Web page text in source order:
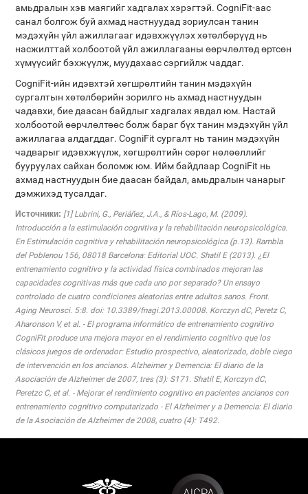
амьдралын хэв маягийг хадгалах хэрэгтэй. CogniFit-аас
санал болгож буй ахмад настнуудад зориулсан танин
мэдэхүйн үйл ажиллагааг идэвхжүүлэх хөтөлбөрүүд нь
насжилттай холбоотой үйл ажиллагааны өөрчлөлтөд өртсөн
хүмүүсийг бэхжүүлж, муудахаас сэргийлж чаддаг.
CogniFit-ийн идэвхтэй хөгшрөлтийн танин мэдэхүйн
сургалтын хөтөлбөрийн зорилго нь ахмад настнуудын
чадавхи, бие даасан байдлыг хадгалах явдал юм. Настай
холбоотой өөрчлөлтөөс болж бараг бүх танин мэдэхүйн үйл
ажиллагаа алдагддаг. CogniFit сургалт нь танин мэдэхүйн
чадварыг идэвхжүүлж, хөгшрөлтийн сөрөг нөлөөллийг
бууруулах сайхан боломж юм. Ийм байдлаар CogniFit нь
ахмад настнуудын бие даасан байдал, амьдралын чанарыг
дэмжихэд тусалдаг.
Источники: [1] Lubrini, G., Periáñez, J.A., & Ríos-Lago, M. (2009).
Introducción a la estimulación cognitiva y la rehabilitación neuropsicológica.
En Estimulación cognitiva y rehabilitación neuropsicológica (p.13). Rambla
del Poblenou 156, 08018 Barcelona: Editorial UOC. Shatil E (2013). ¿El
entrenamiento cognitivo y la actividad física combinados mejoran las
capacidades cognitivas más que cada uno por separado? Un ensayo
controlado de cuatro condiciones aleatorias entre adultos sanos. Front.
Aging Neurosci. 5:8. doi: 10.3389/fnagi.2013.00008. Korczyn dC, Peretz C,
Aharonson V, et al. - El programa informático de entrenamiento cognitivo
CogniFit produce una mejora mayor en el rendimiento cognitivo que los
clásicos juegos de ordenador: Estudio prospectivo, aleatorizado, doble ciego
de intervención en los ancianos. Alzheimer y Demencia: El diario de la
Asociación de Alzheimer de 2007, tres (3): S171. Shatil E, Korczyn dC,
Peretzc C, et al. - Mejorar el rendimiento cognitivo en pacientes ancianos con
entrenamiento cognitivo computarizado - El Alzheimer y a Demencia: El diario
de la Asociación de Alzheimer de 2008, cuatro (4): T492.